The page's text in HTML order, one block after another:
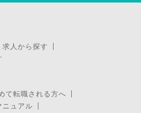
人から探す
て転職される方へ
ニュアル